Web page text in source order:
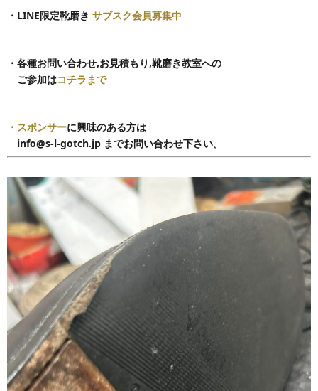
・LINE限定靴磨き サブスク会員募集中
・各種お問い合わせ,お見積もり,靴磨き教室への
ご参加はコチラまで
・スポンサーに興味のある方は
info@s-l-gotch.jp までお問い合わせ下さい。